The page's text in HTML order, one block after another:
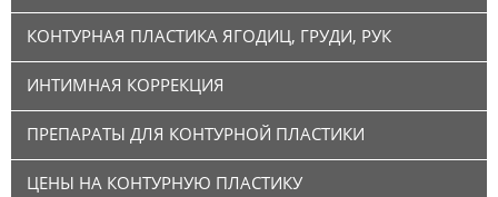
КОНТУРНАЯ ПЛАСТИКА ЯГОДИЦ, ГРУДИ, РУК
ИНТИМНАЯ КОРРЕКЦИЯ
ПРЕПАРАТЫ ДЛЯ КОНТУРНОЙ ПЛАСТИКИ
ЦЕНЫ НА КОНТУРНУЮ ПЛАСТИКУ